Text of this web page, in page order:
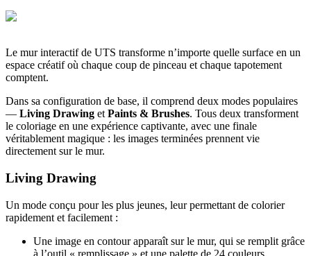
Le mur interactif de UTS transforme n’importe quelle surface en un
espace créatif où chaque coup de pinceau et chaque tapotement
comptent.
Dans sa configuration de base, il comprend deux modes populaires
— Living Drawing et Paints & Brushes. Tous deux transforment
le coloriage en une expérience captivante, avec une finale
véritablement magique : les images terminées prennent vie
directement sur le mur.
Living Drawing
Un mode conçu pour les plus jeunes, leur permettant de colorier
rapidement et facilement :
Une image en contour apparaît sur le mur, qui se remplit grâce
à l’outil « remplissage » et une palette de 24 couleurs.